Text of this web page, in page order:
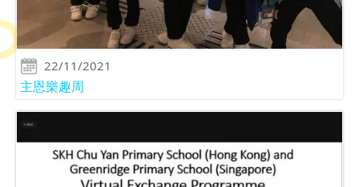
22/11/2021
主恩樂趣周